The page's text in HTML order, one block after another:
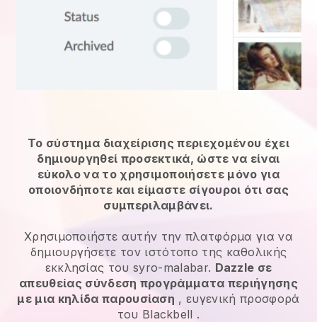
Το σύστημα διαχείρισης περιεχομένου έχει
δημιουργηθεί προσεκτικά, ώστε να είναι
εύκολο να το χρησιμοποιήσετε μόνο για
οποιονδήποτε και είμαστε σίγουροι ότι σας
συμπεριλαμβάνει.
Χρησιμοποιήστε αυτήν την πλατφόρμα για να
δημιουργήσετε τον ιστότοπο της καθολικής
εκκλησίας του syro-malabar. Dazzle σε
απευθείας σύνδεση προγράμματα περιήγησης
με μια κηλίδα παρουσίαση , ευγενική προσφορά
του Blackbell .